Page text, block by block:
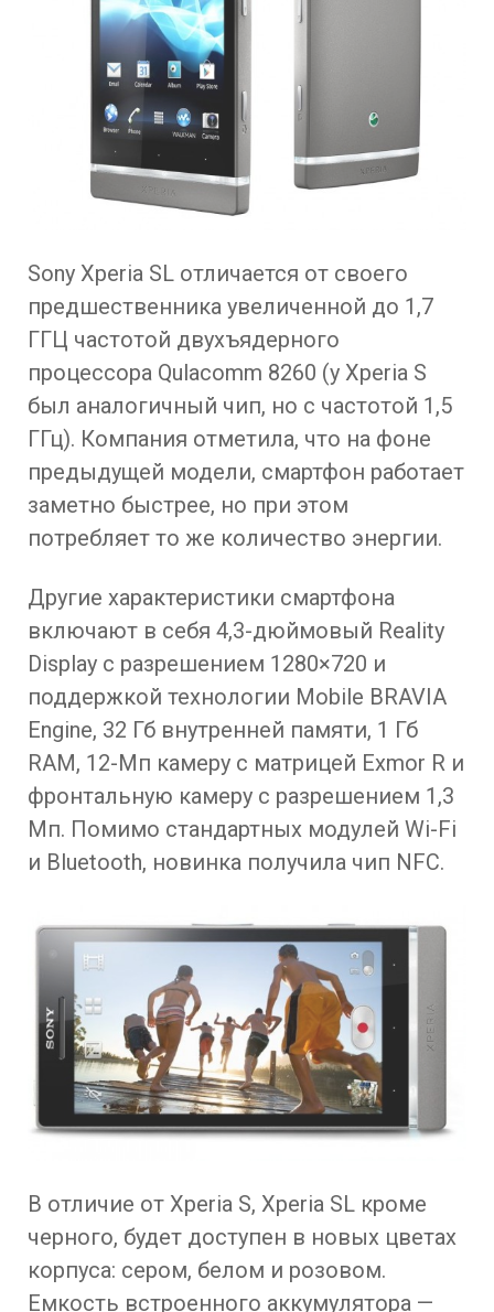
Sony Xperia SL отличается от своего
предшественника увеличенной до 1,7
ГГЦ частотой двухъядерного
процессора Qulacomm 8260 (у Xperia S
был аналогичный чип, но с частотой 1,5
ГГц). Компания отметила, что на фоне
предыдущей модели, смартфон работает
заметно быстрее, но при этом
потребляет то же количество энергии.
Другие характеристики смартфона
включают в себя 4,3-дюймовый Reality
Display с разрешением 1280×720 и
поддержкой технологии Mobile BRAVIA
Engine, 32 Гб внутренней памяти, 1 Гб
RAM, 12-Мп камеру с матрицей Exmor R и
фронтальную камеру с разрешением 1,3
Мп. Помимо стандартных модулей Wi-Fi
и Bluetooth, новинка получила чип NFC.
В отличие от Xperia S, Xperia SL кроме
черного, будет доступен в новых цветах
корпуса: сером, белом и розовом.
Емкость встроенного аккумулятора —